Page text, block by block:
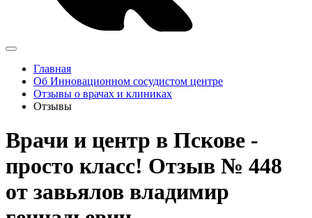
Главная
Об Инновационном сосудистом центре
Отзывы о врачах и клиниках
Отзывы
Врачи и центр в Пскове -
просто класс! Отзыв № 448
от завьялов владимир